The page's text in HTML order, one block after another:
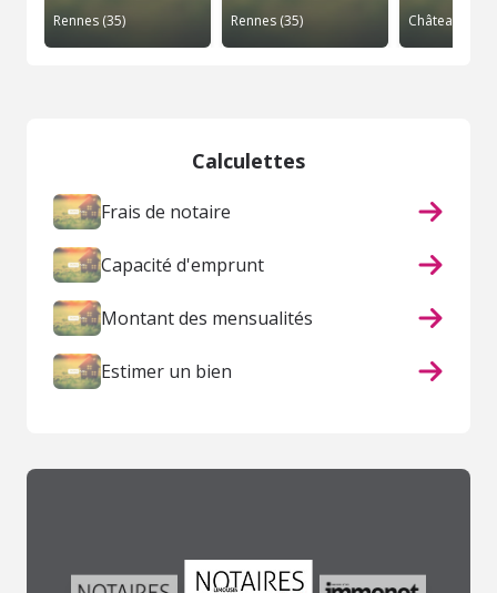
Rennes (35) Rennes (35)
Calculettes
Frais de notaire
Capacité d'emprunt
Montant des mensualités
Estimer un bien